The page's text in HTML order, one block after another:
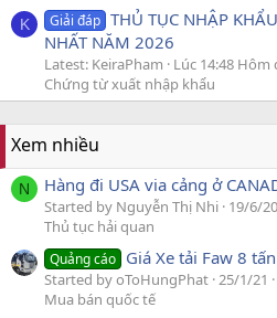
K Giải đáp THỦ TỤC NHẬP
NHẤT NĂM 2026
Latest: KeiraPham
Lúc 14:48 Hôm
Chứng từ xuất nhập khẩu
Xem nhiều
N Hàng đi USA via cảng ở
Started by Nguyễn Thị Nhi 19/6/20
Thủ tục hải quan
Quảng cáo Giá Xe tải Faw 8
Started by oToHungPhat 25/1/21
Mua bán quốc tế